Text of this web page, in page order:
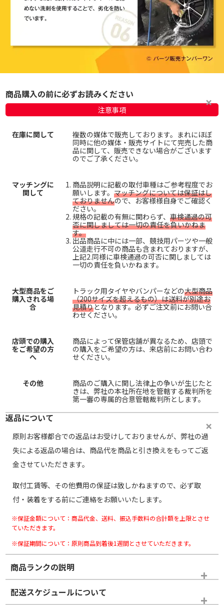
商品購入の前に必ずお読みください
注意事項
在庫に関して
複数の媒体で販売しております。まれにほぼ
同時に他の媒体・販売サイトにて完売した商
品に関して、販売できない場合がございます
のでご了承ください。
マッチングに
関して
商品説明に記載の取付車種はご参考程度でお
願いします。 マッチングについては保証はし
ておりませんので、お客様様自身でご確認く
ださい。
規格の記載の有無に関わらず、 車検通過の可
否に関しましては一切の責任を負いかねま
す。
出品商品に中には一部、競技用パーツや一般
公道走行不可の商品も含まれておりますが、
上記2.同様に車検通過の可否に関しましては
一切の責任を負いかねます。
大型商品をご
購入される場
合
トラック用タイヤやバンパーなどの大型商品
（200サイズを超えるもの）は送料が別途お
見積りとなります。必ずご注文前にお問い合
わせください。
店頭での購入
をご希望の方
へ
商品によって保管店舗が異なるため、店頭で
の購入をご希望の方は、来店前にお問い合わ
せください。
その他
商品のご購入に関し法律上の争いが生じたと
きは、弊社の本社所在地を管轄する裁判所を
第一審の専属的合意管轄裁判所とします。
返品について
原則お客様都合での返品はお受けしておりませんが、弊社の過
失による返品の場合は、商品代を商品と引き換えをもってご返
金させていただきます。
取付工賃等、その他費用の保証は致しかねますので、必ず取
付・装着をする前にご連絡をお願いいたします。
※保証金額について：商品代金、送料、振込手数料の合計額を上限とさせ
ていただきます。
※保証期間について：原則商品到着後1週間とさせていただきます。
商品ランクの説明
※商品ランクは出品者の主観により判断しておりますので、あら
かじめご了承ください。
配送スケジュールについて